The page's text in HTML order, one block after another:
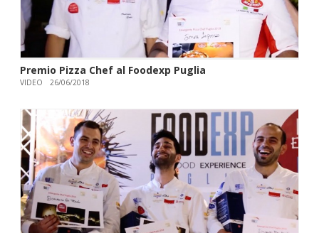
Premio Pizza Chef al Foodexp Puglia
VIDEO 26/06/2018